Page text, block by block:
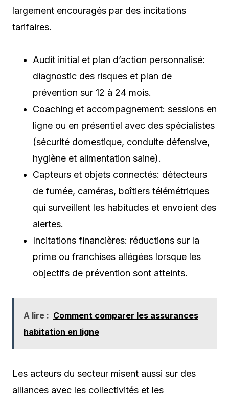
largement encouragés par des incitations
tarifaires.
Audit initial et plan d’action personnalisé:
diagnostic des risques et plan de
prévention sur 12 à 24 mois.
Coaching et accompagnement: sessions en
ligne ou en présentiel avec des spécialistes
(sécurité domestique, conduite défensive,
hygiène et alimentation saine).
Capteurs et objets connectés: détecteurs
de fumée, caméras, boîtiers télémétriques
qui surveillent les habitudes et envoient des
alertes.
Incitations financières: réductions sur la
prime ou franchises allégées lorsque les
objectifs de prévention sont atteints.
A lire : Comment comparer les assurances
habitation en ligne
Les acteurs du secteur misent aussi sur des
alliances avec les collectivités et les